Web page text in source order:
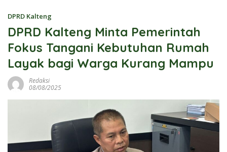
DPRD Kalteng
DPRD Kalteng Minta Pemerintah
Fokus Tangani Kebutuhan Rumah
Layak bagi Warga Kurang Mampu
Redaksi
08/08/2025